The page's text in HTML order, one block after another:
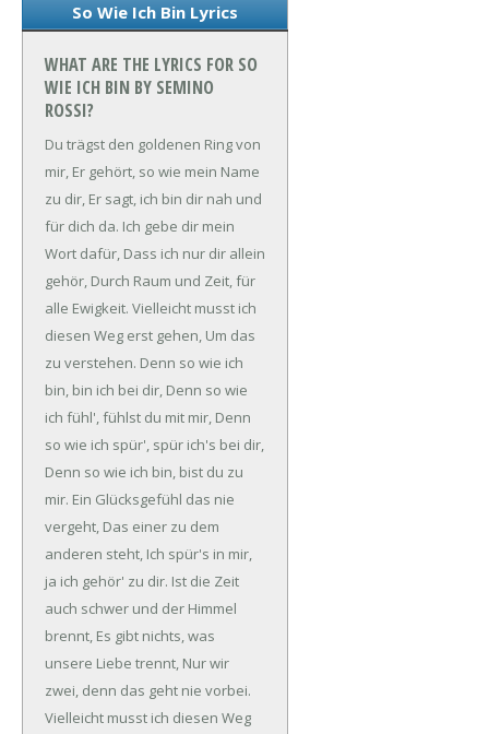
So Wie Ich Bin Lyrics
WHAT ARE THE LYRICS FOR SO
WIE ICH BIN BY SEMINO
ROSSI?
Du trägst den goldenen Ring von
mir, Er gehört, so wie mein Name
zu dir, Er sagt, ich bin dir nah und
für dich da. Ich gebe dir mein
Wort dafür, Dass ich nur dir allein
gehör, Durch Raum und Zeit, für
alle Ewigkeit. Vielleicht musst ich
diesen Weg erst gehen, Um das
zu verstehen. Denn so wie ich
bin, bin ich bei dir, Denn so wie
ich fühl', fühlst du mit mir, Denn
so wie ich spür', spür ich's bei dir,
Denn so wie ich bin, bist du zu
mir. Ein Glücksgefühl das nie
vergeht, Das einer zu dem
anderen steht, Ich spür's in mir,
ja ich gehör' zu dir. Ist die Zeit
auch schwer und der Himmel
brennt, Es gibt nichts, was
unsere Liebe trennt, Nur wir
zwei, denn das geht nie vorbei.
Vielleicht musst ich diesen Weg